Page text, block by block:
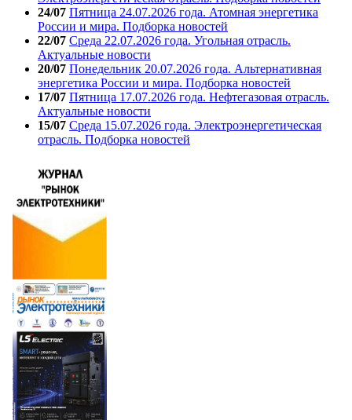
24/07 Пятница 24.07.2026 года. Атомная энергетика
России и мира. Подборка новостей
22/07 Среда 22.07.2026 года. Угольная отрасль.
Актуальные новости
20/07 Понедельник 20.07.2026 года. Альтернативная
энергетика России и мира. Подборка новостей
17/07 Пятница 17.07.2026 года. Нефтегазовая отрасль.
Актуальные новости
15/07 Среда 15.07.2026 года. Электроэнергетическая
отрасль. Подборка новостей